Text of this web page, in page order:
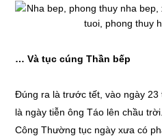
… Và tục cúng Thần bếp
Đúng ra là trước tết, vào ngày
là ngày tiễn ông Táo lên chầu
Công Thường tục ngày xưa có